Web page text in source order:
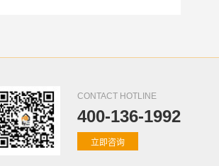
CONTACT HOTLINE
400-136-1992
立即咨询